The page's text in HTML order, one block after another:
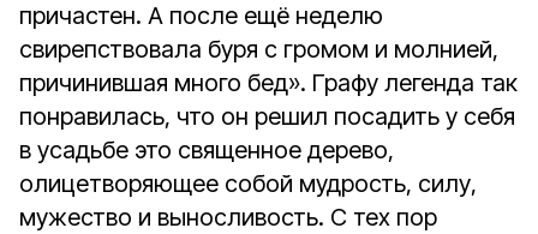
причастен. А после ещё неделю
свирепствовала буря с громом и молнией,
причинившая много бед». Графу легенда так
понравилась, что он решил посадить у себя
в усадьбе это священное дерево,
олицетворяющее собой мудрость, силу,
мужество и выносливость. С тех пор